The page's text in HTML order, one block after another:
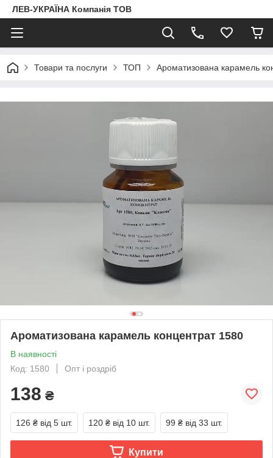
ЛЕВ-УКРАЇНА Компанія ТОВ
Товари та послуги ТОП Ароматизована карамель
Ароматизована карамель концентрат 1580
В наявності
Код: 1580
Опт і роздріб
138 ₴
126 ₴ від 5 шт. 120 ₴ від 10 шт. 99 ₴ від 33 шт.
Купити